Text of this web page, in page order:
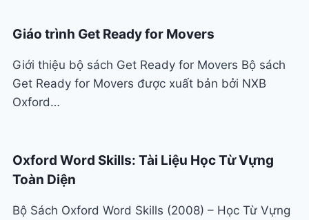
Giáo trình Get Ready for Movers
Giới thiệu bộ sách Get Ready for Movers Bộ sách
Get Ready for Movers được xuất bản bởi NXB
Oxford…
Oxford Word Skills: Tài Liệu Học Từ Vựng
Toàn Diện
Bộ Sách Oxford Word Skills (2008) – Học Từ Vựng